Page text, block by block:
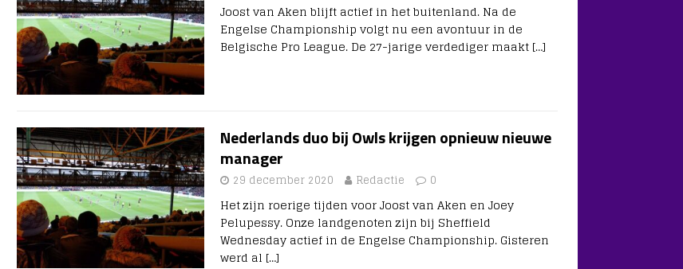
Joost van Aken blijft actief in het buitenland. Na de
Engelse Championship volgt nu een avontuur in de
Belgische Pro League. De 27-jarige verdediger maakt […]
Nederlands duo bij Owls krijgen opnieuw nieuwe
manager
29 december 2020 Redactie 0
Het zijn roerige tijden voor Joost van Aken en Joey
Pelupessy. Onze landgenoten zijn bij Sheffield
Wednesday actief in de Engelse Championship. Gisteren
werd al […]